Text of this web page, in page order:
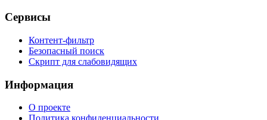
Сервисы
Контент-фильтр
Безопасный поиск
Скрипт для слабовидящих
Информация
О проекте